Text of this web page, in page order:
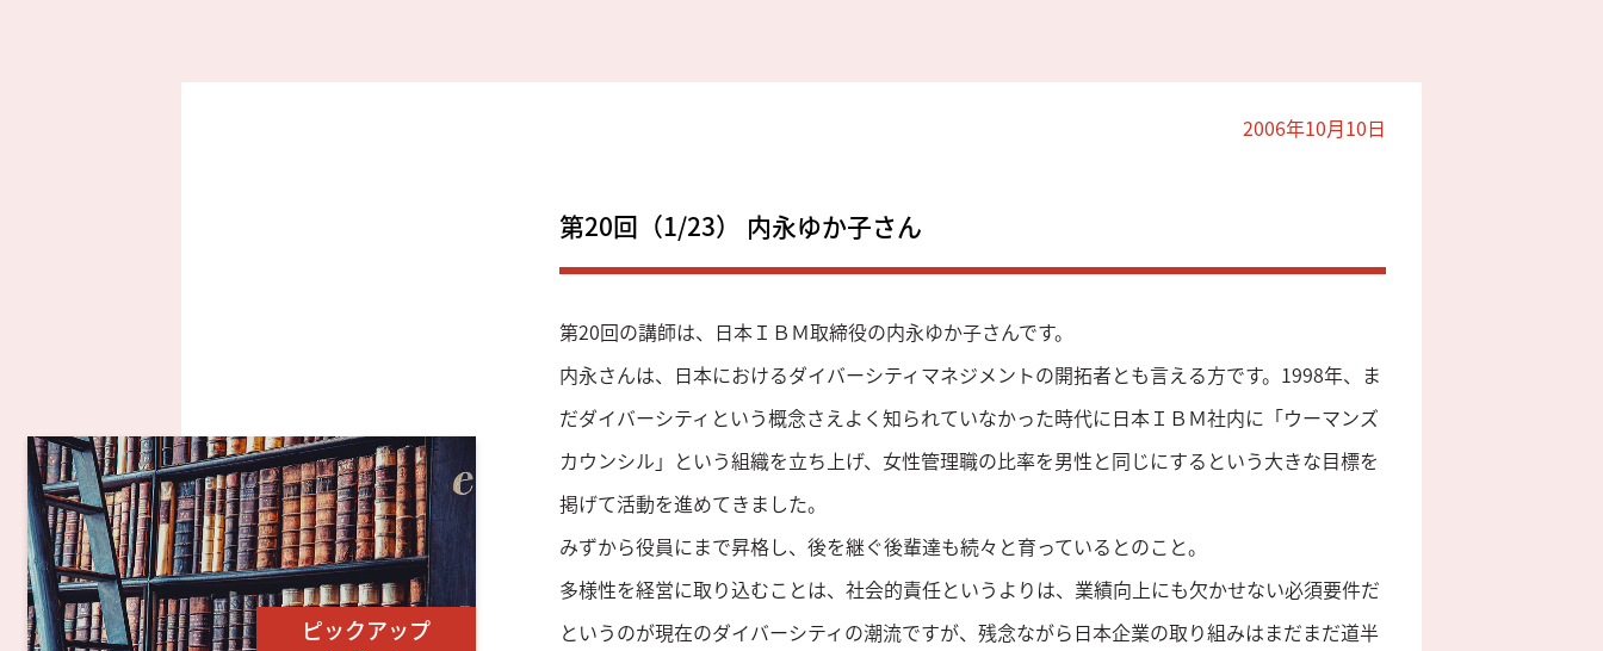
2006年10月10日
第20回（1/23） 内永ゆか子さん
第20回の講師は、日本ＩＢＭ取締役の内永ゆか子さんです。
内永さんは、日本におけるダイバーシティマネジメントの開拓者とも言える方です。1998年、ま
だダイバーシティという概念さえよく知られていなかった時代に日本ＩＢＭ社内に「ウーマンズ
カウンシル」という組織を立ち上げ、女性管理職の比率を男性と同じにするという大きな目標を
掲げて活動を進めてきました。
みずから役員にまで昇格し、後を継ぐ後輩達も続々と育っているとのこと。
多様性を経営に取り込むことは、社会的責任というよりは、業績向上にも欠かせない必須要件だ
というのが現在のダイバーシティの潮流ですが、残念ながら日本企業の取り組みはまだまだ道半
ピックアップ